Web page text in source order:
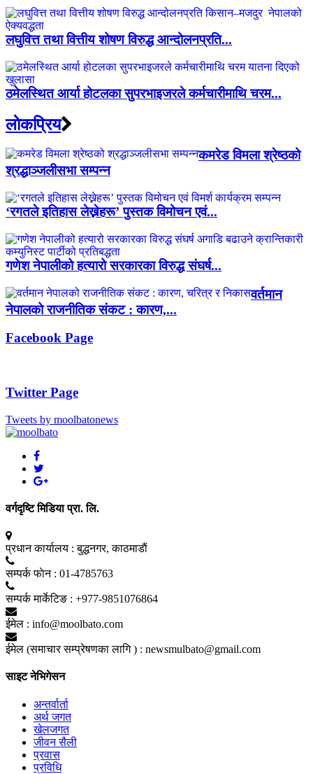
लघुवित्त तथा वित्तीय शोषण विरुद्ध आन्दोलनप्रति...
ठमेलस्थित आर्या होटलका सुपरभाइजरले कर्मचारीमाथि चरम...
लाेकप्रिय
कमरेड विमला श्रेष्ठको
श्रद्धाञ्जलीसभा सम्पन्न
‘रगतले इतिहास लेख्नेहरू’ पुस्तक विमोचन एवं...
गणेश नेपालीको हत्यारो सरकारका विरुद्ध संघर्ष...
वर्तमान
नेपालको राजनीतिक संकट : कारण,...
Facebook Page
Twitter Page
Tweets by moolbatonews
वर्गदृष्टि मिडिया प्रा. लि.
प्रधान कार्यालय : बुद्धनगर, काठमाडाैं
सम्पर्क फाेन : 01-4785763
सम्पर्क मार्केटिङ : +977-9851076864
ईमेल : info@moolbato.com
ईमेल (समाचार सम्प्रेषणका लागि ) : newsmulbato@gmail.com
साइट नेभिगेसन
अन्तर्वार्ता
अर्थ जगत
खेलजगत
जीवन सैली
प्रवास
प्रविधि